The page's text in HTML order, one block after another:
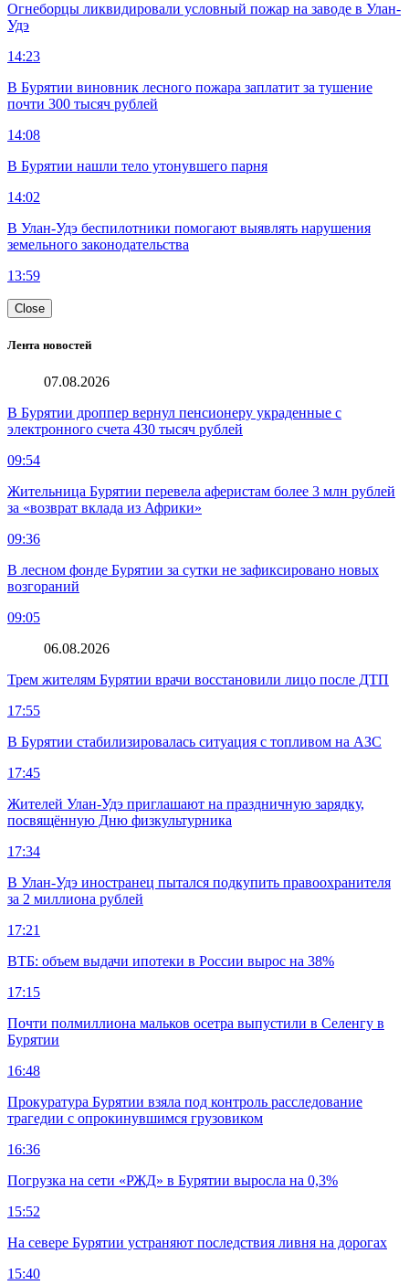
Огнеборцы ликвидировали условный пожар на заводе в Улан-
Удэ
14:23
В Бурятии виновник лесного пожара заплатит за тушение
почти 300 тысяч рублей
14:08
В Бурятии нашли тело утонувшего парня
14:02
В Улан-Удэ беспилотники помогают выявлять нарушения
земельного законодательства
13:59
Close
Лента новостей
07.08.2026
В Бурятии дроппер вернул пенсионеру украденные с
электронного счета 430 тысяч рублей
09:54
Жительница Бурятии перевела аферистам более 3 млн рублей
за «возврат вклада из Африки»
09:36
В лесном фонде Бурятии за сутки не зафиксировано новых
возгораний
09:05
06.08.2026
Трем жителям Бурятии врачи восстановили лицо после ДТП
17:55
В Бурятии стабилизировалась ситуация с топливом на АЗС
17:45
Жителей Улан-Удэ приглашают на праздничную зарядку,
посвящённую Дню физкультурника
17:34
В Улан-Удэ иностранец пытался подкупить правоохранителя
за 2 миллиона рублей
17:21
ВТБ: объем выдачи ипотеки в России вырос на 38%
17:15
Почти полмиллиона мальков осетра выпустили в Селенгу в
Бурятии
16:48
Прокуратура Бурятии взяла под контроль расследование
трагедии с опрокинувшимся грузовиком
16:36
Погрузка на сети «РЖД» в Бурятии выросла на 0,3%
15:52
На севере Бурятии устраняют последствия ливня на дорогах
15:40